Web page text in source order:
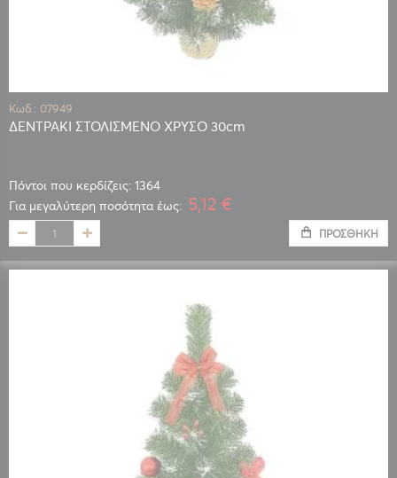
Κωδ.: 07949
ΔΕΝΤΡΑΚΙ ΣΤΟΛΙΣΜΕΝΟ ΧΡΥΣΟ 30cm
Πόντοι που κερδίζεις: 1364
Για μεγαλύτερη ποσότητα έως: 5,12 €
ΠΡΟΣΘΉΚΗ